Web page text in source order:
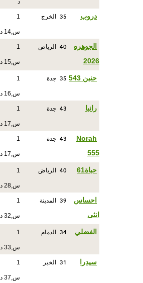
د
دروب 35 الخرج 1
س,14 د
الجوهره
2026
40 الرياض 1
س,15 د
حنين 543 35 جدة 1
س,16 د
رانيا 43 جدة 1
س,17 د
Norah
555
43 جدة 1
س,17 د
حياة61 40 الرياض 1
س,28 د
احساس
انثى
39 المدينة 1
س,32 د
الفضلي 34 الدمام 1
س,33 د
سيدرا 31 الخبر 1
س,37 د